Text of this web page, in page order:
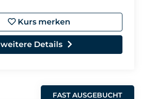
Kurs merken
weitere Details
FAST AUSGEBUCHT